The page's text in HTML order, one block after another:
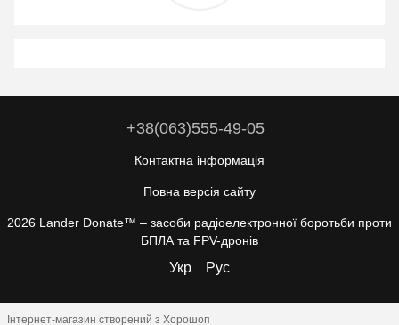
+38(063)555-49-05
Контактна інформація
Повна версія сайту
2026 Lander Donate™ – засоби радіоелектронної боротьби проти
БПЛА та FPV-дронів
Укр Рус
Інтернет-магазин створений з Хорошоп